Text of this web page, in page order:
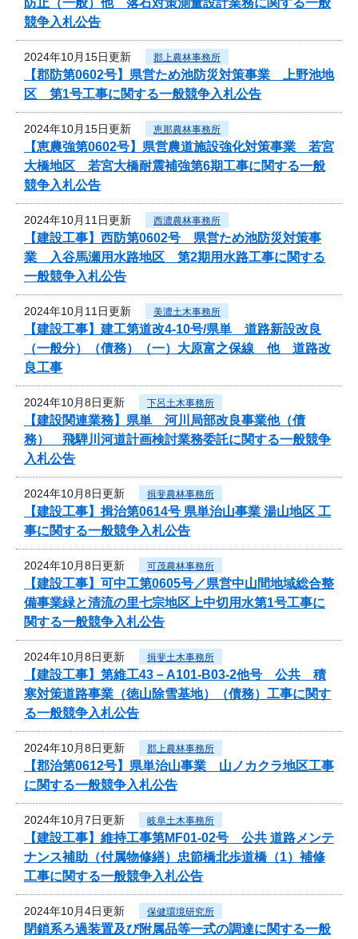
競争入札公告
2024年10月15日更新 郡上農林事務所
【郡防第0602号】県営ため池防災対策事業 上野池地
区 第1号工事に関する一般競争入札公告
2024年10月15日更新 恵那農林事務所
【恵農強第0602号】県営農道施設強化対策事業 若宮
大橋地区 若宮大橋耐震補強第6期工事に関する一般
競争入札公告
2024年10月11日更新 西濃農林事務所
【建設工事】西防第0602号 県営ため池防災対策事
業 入谷馬瀬用水路地区 第2期用水路工事に関する
一般競争入札公告
2024年10月11日更新 美濃土木事務所
【建設工事】建工第道改4-10号/県単 道路新設改良
（一般分）（債務）（一）大原富之保線 他 道路改
良工事
2024年10月8日更新 下呂土木事務所
【建設関連業務】県単 河川局部改良事業他（債
務） 飛騨川河道計画検討業務委託に関する一般競争
入札公告
2024年10月8日更新 揖斐農林事務所
【建設工事】揖治第0614号 県単治山事業 湯山地区 工
事に関する一般競争入札公告
2024年10月8日更新 可茂農林事務所
【建設工事】可中工第0605号／県営中山間地域総合整
備事業緑と清流の里七宗地区上中切用水第1号工事に
関する一般競争入札公告
2024年10月8日更新 揖斐土木事務所
【建設工事】第維工43－A101-B03-2他号 公共 積
寒対策道路事業（徳山除雪基地）（債務）工事に関す
る一般競争入札公告
2024年10月8日更新 郡上農林事務所
【郡治第0612号】県単治山事業 山ノカクラ地区工事
に関する一般競争入札公告
2024年10月7日更新 岐阜土木事務所
【建設工事】維持工事第MF01-02号 公共 道路メンテ
ナンス補助（付属物修繕）忠節橋北歩道橋（1）補修
工事に関する一般競争入札公告
2024年10月4日更新 保健環境研究所
閉鎖系ろ過装置及び附属品等一式の調達に関する一般